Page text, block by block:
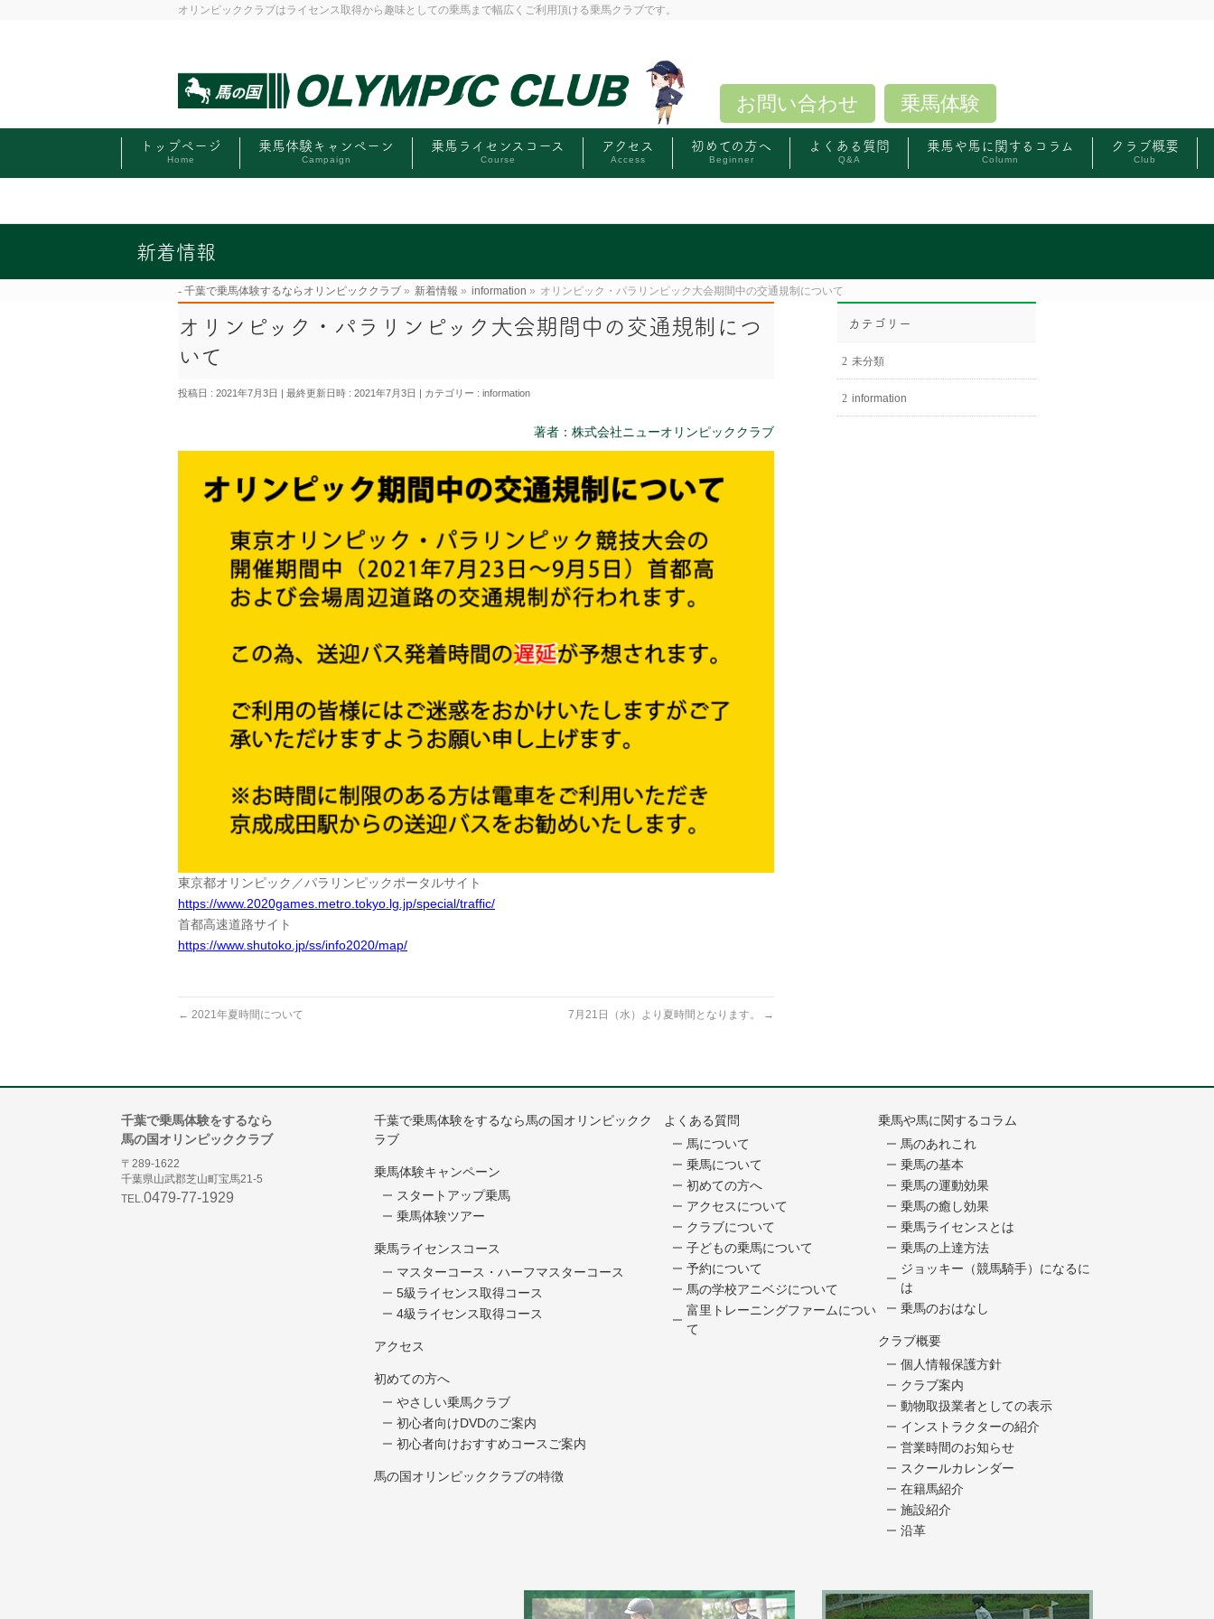
オリンピッククラブはライセンス取得から趣味としての乗馬まで幅広くご利用頂ける乗馬クラブです。
乗馬体験
お問い合わせ
トップページ
Home
乗馬体験キャンペーン
Campaign
乗馬ライセンスコース
Course
アクセス
Access
初めての方へ
Beginner
よくある質問
Q&A
乗馬や馬に関するコラム
Column
クラブ概要
Club
新着情報
千葉で乗馬体験するならオリンピッククラブ » 新着情報 » information » オリンピック・パラリンピック大会期間中の交通規制について
オリンピック・パラリンピック大会期間中の交通規制につ
いて
投稿日 : 2021年7月3日 最終更新日時 : 2021年7月3日 カテゴリー : information
著者：株式会社ニューオリンピッククラブ
東京都オリンピック／パラリンピックポータルサイト
https://www.2020games.metro.tokyo.lg.jp/special/traffic/
首都高速道路サイト
https://www.shutoko.jp/ss/info2020/map/
← 2021年夏時間について 7月21日（水）より夏時間となります。 →
カテゴリー
未分類
information
千葉で乗馬体験をするなら
馬の国オリンピッククラブ
〒289-1622
千葉県山武郡芝山町宝馬21-5
TEL.0479-77-1929
千葉で乗馬体験をするなら馬の国オリンピックク
ラブ
乗馬体験キャンペーン
スタートアップ乗馬
乗馬体験ツアー
乗馬ライセンスコース
マスターコース・ハーフマスターコース
5級ライセンス取得コース
4級ライセンス取得コース
アクセス
初めての方へ
やさしい乗馬クラブ
初心者向けDVDのご案内
初心者向けおすすめコースご案内
馬の国オリンピッククラブの特徴
よくある質問
馬について
乗馬について
初めての方へ
アクセスについて
クラブについて
子どもの乗馬について
予約について
馬の学校アニベジについて
富里トレーニングファームについ
て
乗馬や馬に関するコラム
馬のあれこれ
乗馬の基本
乗馬の運動効果
乗馬の癒し効果
乗馬ライセンスとは
乗馬の上達方法
ジョッキー（競馬騎手）になるに
は
乗馬のおはなし
クラブ概要
個人情報保護方針
クラブ案内
動物取扱業者としての表示
インストラクターの紹介
営業時間のお知らせ
スクールカレンダー
在籍馬紹介
施設紹介
沿革